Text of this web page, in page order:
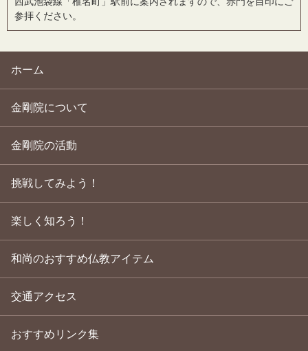
参拝ください。
ホーム
金剛院について
金剛院の活動
挑戦してみよう！
楽しく知ろう！
和尚のおすすめ仏教アイテム
交通アクセス
おすすめリンク集